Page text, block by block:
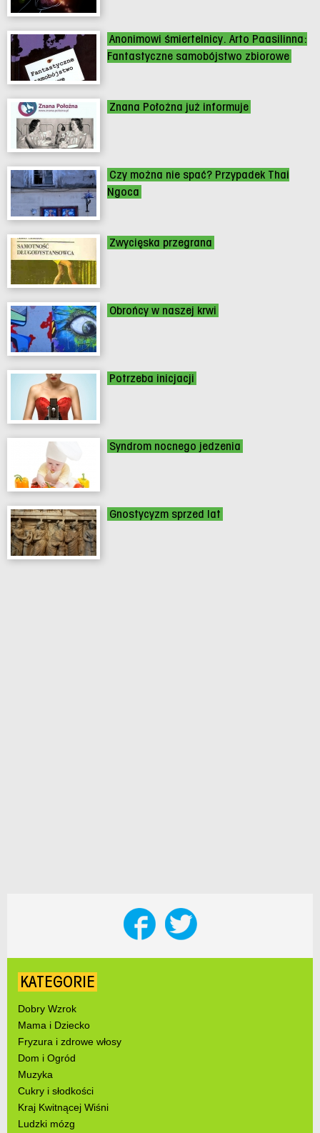
Anonimowi śmiertelnicy. Arto Paasilinna:
Fantastyczne samobójstwo zbiorowe
Znana Położna już informuje
Czy można nie spać? Przypadek Thai
Ngoca
Zwycięska przegrana
Obrońcy w naszej krwi
Potrzeba inicjacji
Syndrom nocnego jedzenia
Gnostycyzm sprzed lat
KATEGORIE
Dobry Wzrok
Mama i Dziecko
Fryzura i zdrowe włosy
Dom i Ogród
Muzyka
Cukry i słodkości
Kraj Kwitnącej Wiśni
Ludzki mózg